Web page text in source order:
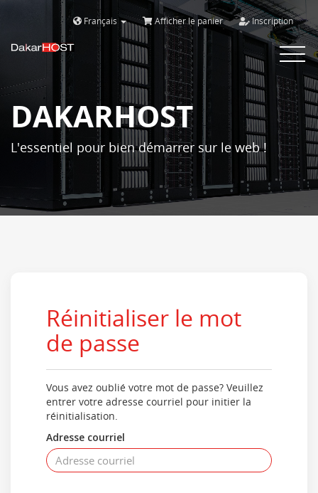
Français Afficher le panier Inscription
DAKARHOST
L'essentiel pour bien démarrer sur le web !
Réinitialiser le mot
de passe
Vous avez oublié votre mot de passe? Veuillez
entrer votre adresse courriel pour initier la
réinitialisation.
Adresse courriel